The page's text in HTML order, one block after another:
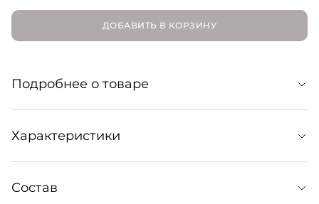
ДОБАВИТЬ В КОРЗИНУ
Подробнее о товаре
Эта изящная подвеска будет красиво смотреться с
расслабленными пиджаками, рубашками в мужском
Характеристики
Размер: 36-40 (регулируется)
Состав